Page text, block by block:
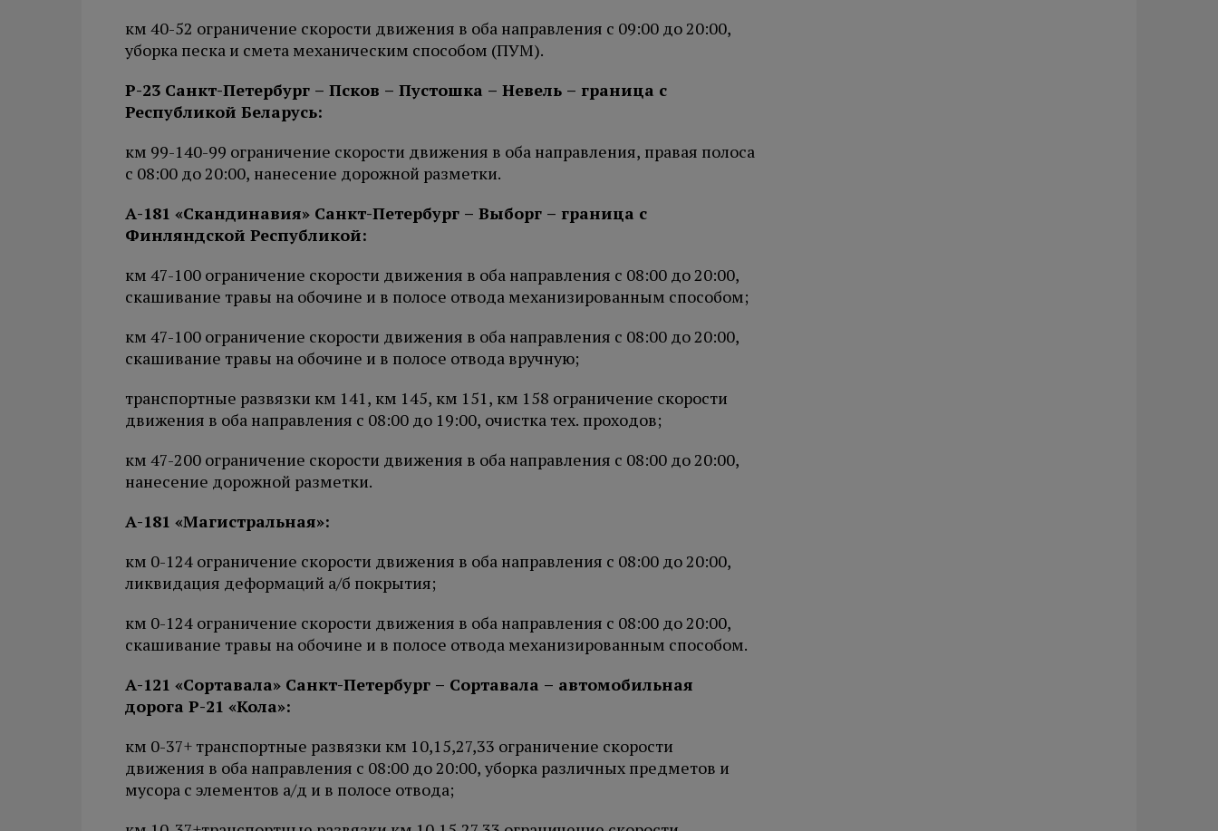
км 40-52 ограничение скорости движения в оба направления с 09:00 до 20:00,
уборка песка и смета механическим способом (ПУМ).
Р-23 Санкт-Петербург – Псков – Пустошка – Невель – граница с
Республикой Беларусь:
км 99-140-99 ограничение скорости движения в оба направления, правая полоса
с 08:00 до 20:00, нанесение дорожной разметки.
А-181 «Скандинавия» Санкт-Петербург – Выборг – граница с
Финляндской Республикой:
км 47-100 ограничение скорости движения в оба направления с 08:00 до 20:00,
скашивание травы на обочине и в полосе отвода механизированным способом;
км 47-100 ограничение скорости движения в оба направления с 08:00 до 20:00,
скашивание травы на обочине и в полосе отвода вручную;
транспортные развязки км 141, км 145, км 151, км 158 ограничение скорости
движения в оба направления с 08:00 до 19:00, очистка тех. проходов;
км 47-200 ограничение скорости движения в оба направления с 08:00 до 20:00,
нанесение дорожной разметки.
А-181 «Магистральная»:
км 0-124 ограничение скорости движения в оба направления с 08:00 до 20:00,
ликвидация деформаций а/б покрытия;
км 0-124 ограничение скорости движения в оба направления с 08:00 до 20:00,
скашивание травы на обочине и в полосе отвода механизированным способом.
А-121 «Сортавала» Санкт-Петербург – Сортавала – автомобильная
дорога Р-21 «Кола»:
км 0-37+ транспортные развязки км 10,15,27,33 ограничение скорости
движения в оба направления с 08:00 до 20:00, уборка различных предметов и
мусора с элементов а/д и в полосе отвода;